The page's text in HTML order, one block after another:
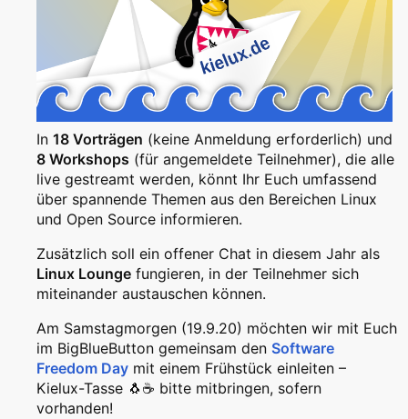
In 18 Vorträgen (keine Anmeldung erforderlich) und
8 Workshops (für angemeldete Teilnehmer), die alle
live gestreamt werden, könnt Ihr Euch umfassend
über spannende Themen aus den Bereichen Linux
und Open Source informieren.
Zusätzlich soll ein offener Chat in diesem Jahr als
Linux Lounge fungieren, in der Teilnehmer sich
miteinander austauschen können.
Am Samstagmorgen (19.9.20) möchten wir mit Euch
im BigBlueButton gemeinsam den Software
Freedom Day mit einem Frühstück einleiten –
Kielux-Tasse 🐧☕ bitte mitbringen, sofern
vorhanden!